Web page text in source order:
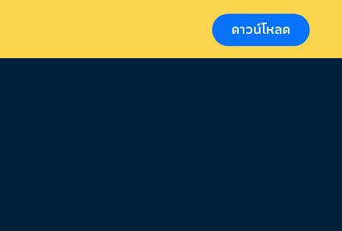
ดาวน์โหลด